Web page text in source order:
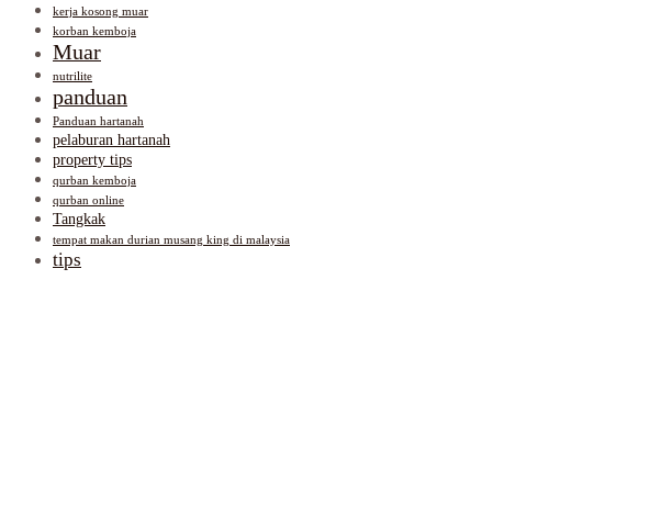
kerja kosong muar
korban kemboja
Muar
nutrilite
panduan
Panduan hartanah
pelaburan hartanah
property tips
qurban kemboja
qurban online
Tangkak
tempat makan durian musang king di malaysia
tips